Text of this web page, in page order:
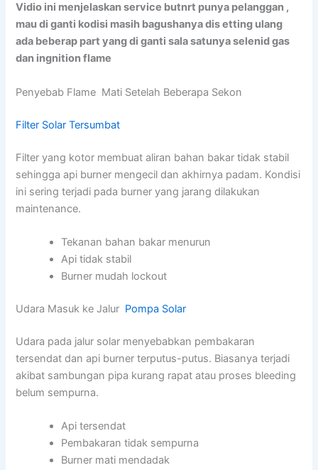
Vidio ini menjelaskan service butnrt punya pelanggan ,
mau di ganti kodisi masih bagushanya dis etting ulang
ada beberap part yang di ganti sala satunya selenid gas
dan ingnition flame
Penyebab Flame Mati Setelah Beberapa Sekon
Filter Solar Tersumbat
Filter yang kotor membuat aliran bahan bakar tidak stabil
sehingga api burner mengecil dan akhirnya padam. Kondisi
ini sering terjadi pada burner yang jarang dilakukan
maintenance.
Tekanan bahan bakar menurun
Api tidak stabil
Burner mudah lockout
Udara Masuk ke Jalur Pompa Solar
Udara pada jalur solar menyebabkan pembakaran
tersendat dan api burner terputus-putus. Biasanya terjadi
akibat sambungan pipa kurang rapat atau proses bleeding
belum sempurna.
Api tersendat
Pembakaran tidak sempurna
Burner mati mendadak